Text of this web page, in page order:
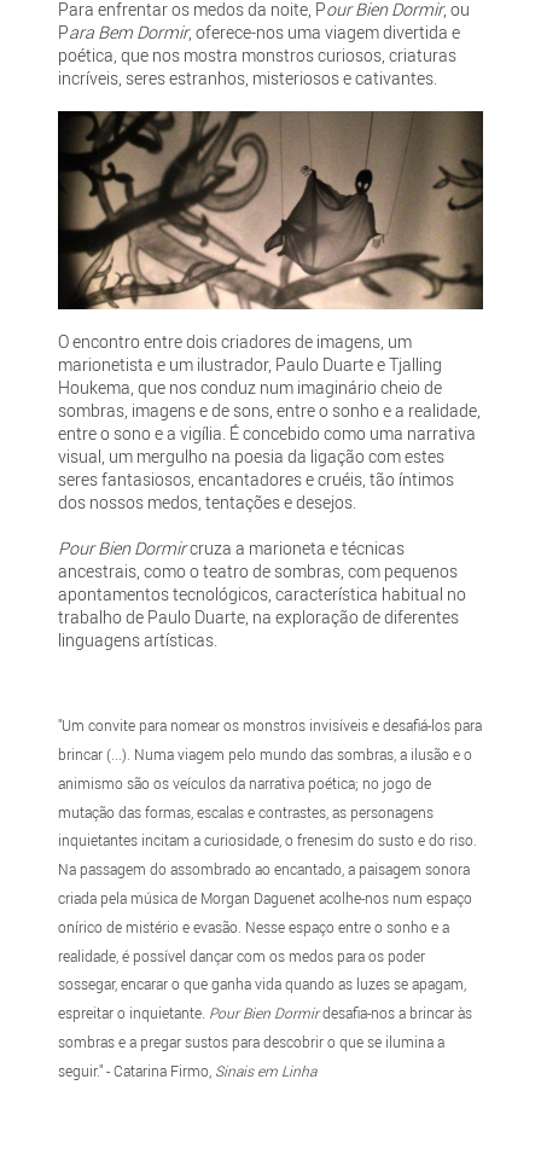
Para enfrentar os medos da noite, Pour Bien Dormir, ou
Para Bem Dormir, oferece-nos uma viagem divertida e
poética, que nos mostra monstros curiosos, criaturas
incríveis, seres estranhos, misteriosos e cativantes.
O encontro entre dois criadores de imagens, um
marionetista e um ilustrador, Paulo Duarte e Tjalling
Houkema, que nos conduz num imaginário cheio de
sombras, imagens e de sons, entre o sonho e a realidade,
entre o sono e a vigília. É concebido como uma narrativa
visual, um mergulho na poesia da ligação com estes
seres fantasiosos, encantadores e cruéis, tão íntimos
dos nossos medos, tentações e desejos.
Pour Bien Dormircruza a marioneta e técnicas
ancestrais, como o teatro de sombras, com pequenos
apontamentos tecnológicos, característica habitual no
trabalho de Paulo Duarte, na exploração de diferentes
linguagens artísticas.
"Um convite para nomear os monstros invisíveis e desafiá-los para
brincar (...). Numa viagem pelo mundo das sombras, a ilusão e o
animismo são os veículos da narrativa poética; no jogo de
mutação das formas, escalas e contrastes, as personagens
inquietantes incitam a curiosidade, o frenesim do susto e do riso.
Na passagem do assombrado ao encantado, a paisagem sonora
criada pela música de Morgan Daguenet acolhe-nos num espaço
onírico de mistério e evasão. Nesse espaço entre o sonho e a
realidade, é possível dançar com os medos para os poder
sossegar, encarar o que ganha vida quando as luzes se apagam,
espreitar o inquietante. Pour Bien Dormirdesafia-nos a brincar às
sombras e a pregar sustos para descobrir o que se ilumina a
seguir." - Catarina Firmo, Sinais em Linha